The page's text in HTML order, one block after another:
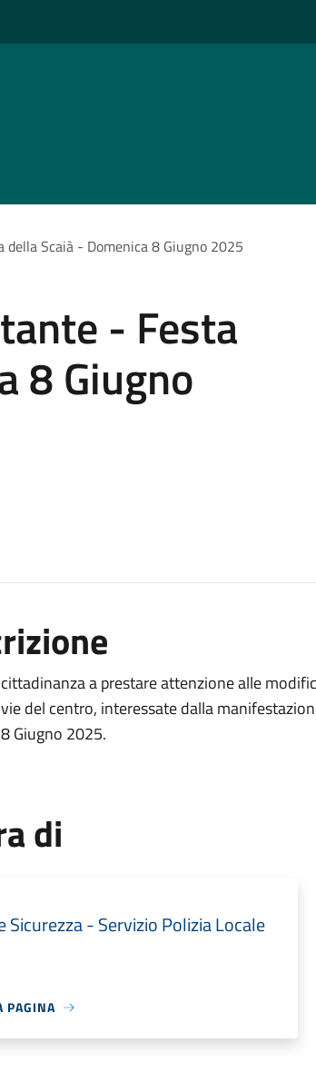
Scaià - Domenica 8 Giugno 2025
- Festa
8 Giugno
a prestare attenzione alle
del centro, interessate dalla
Giugno 2025.
di
Sicurezza - Servizio Polizia Locale
PAGINA